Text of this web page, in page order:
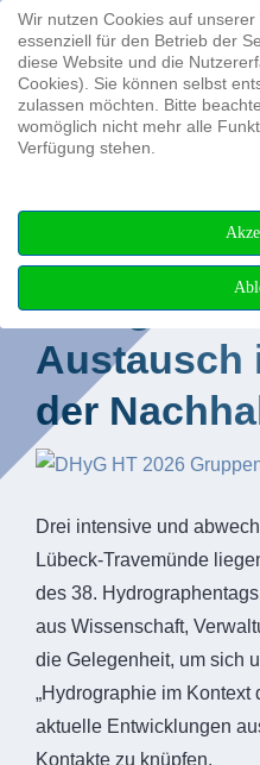
38.
DVW-
Austausch
der
Drei intensive und
Lübeck-Travemünde
des 38.
aus Wissenschaft,
die Gelegenheit, um sich
„Hydrographie im Kontext
aktuelle Entwicklungen
Kontakte zu knüpfen.
Wir nutzen Cookies auf
essenziell für den Betrieb der
diese Website und die
Cookies). Sie können selbst
zulassen möchten. Bitte
womöglich nicht mehr alle
Verfügung stehen.